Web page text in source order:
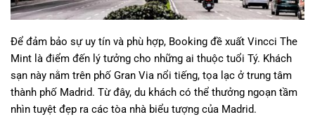
Để đảm bảo sự uy tín và phù hợp, Booking đề xuất Vincci The
Mint là điểm đến lý tưởng cho những ai thuộc tuổi Tý. Khách
sạn này nằm trên phố Gran Via nổi tiếng, tọa lạc ở trung tâm
thành phố Madrid. Từ đây, du khách có thể thưởng ngoạn tầm
nhìn tuyệt đẹp ra các tòa nhà biểu tượng của Madrid.